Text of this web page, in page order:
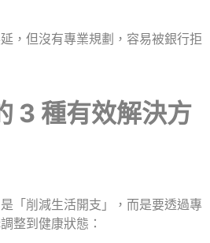
，但沒有專業規劃，容易被銀行拒
3 種有效解決方
「削減生活開支」，而是要透過專
整到健康狀態：